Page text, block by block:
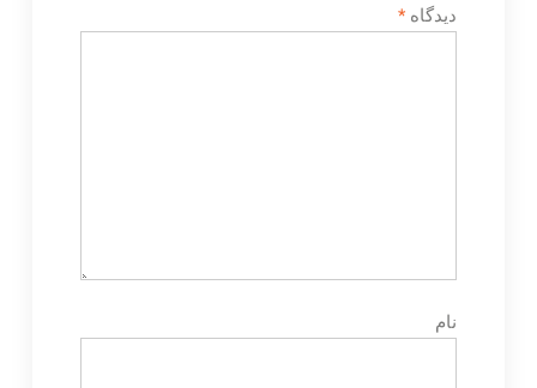
دیدگاه *
نام